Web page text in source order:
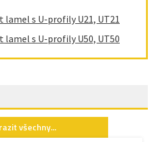
lamel s U-profily U21, UT21
lamel s U-profily U50, UT50
všechny...